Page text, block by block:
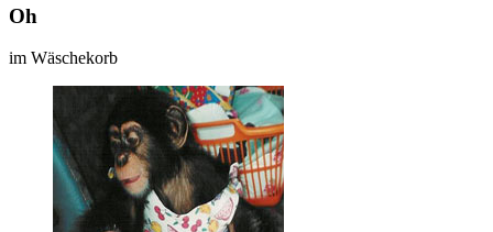
Oh
im Wäschekorb